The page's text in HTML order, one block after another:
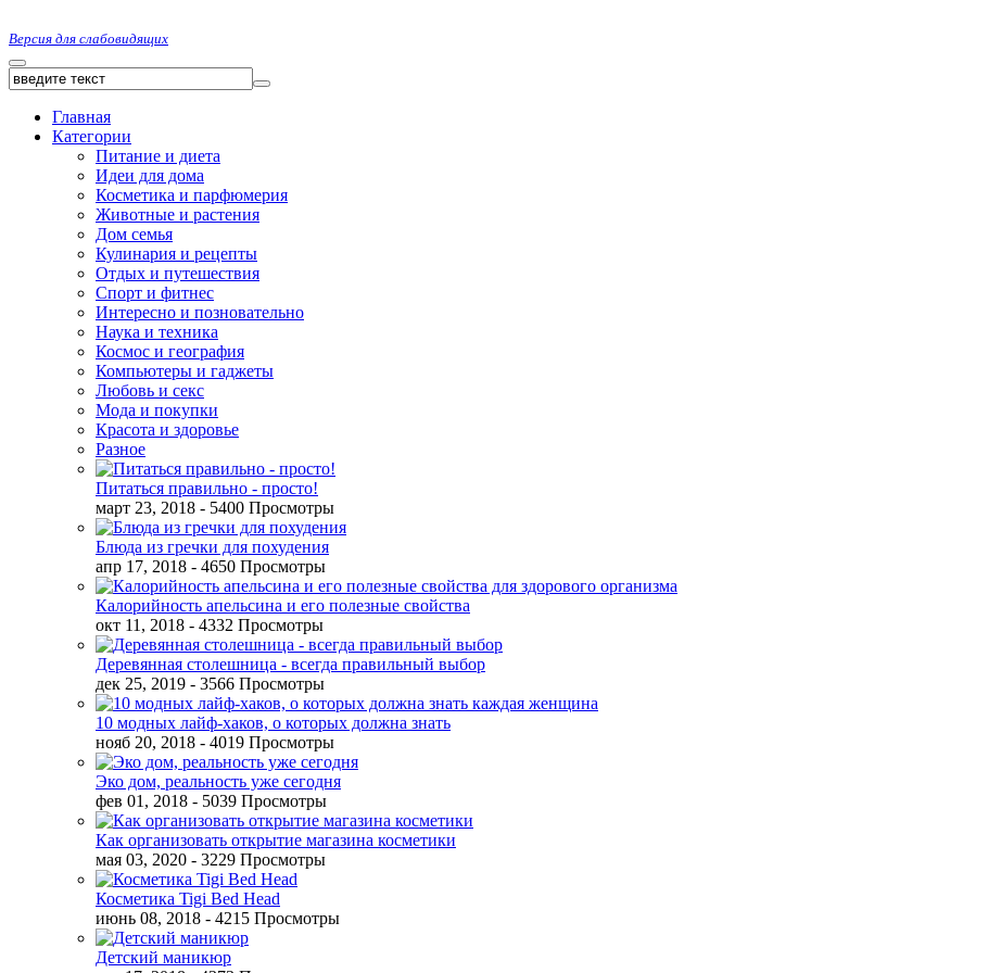
Версия для слабовидящих
Главная
Категории
Питание и диета
Идеи для дома
Косметика и парфюмерия
Животные и растения
Дом семья
Кулинария и рецепты
Отдых и путешествия
Спорт и фитнес
Интересно и позновательно
Наука и техника
Космос и география
Компьютеры и гаджеты
Любовь и секс
Мода и покупки
Красота и здоровье
Разное
Питаться правильно - просто!
март 23, 2018 - 5400 Просмотры
Блюда из гречки для похудения
апр 17, 2018 - 4650 Просмотры
Калорийность апельсина и его полезные свойства
окт 11, 2018 - 4332 Просмотры
Деревянная столешница - всегда правильный выбор
дек 25, 2019 - 3566 Просмотры
10 модных лайф-хаков, о которых должна знать
нояб 20, 2018 - 4019 Просмотры
Эко дом, реальность уже сегодня
фев 01, 2018 - 5039 Просмотры
Как организовать открытие магазина косметики
мая 03, 2020 - 3229 Просмотры
Косметика Tigi Bed Head
июнь 08, 2018 - 4215 Просмотры
Детский маникюр